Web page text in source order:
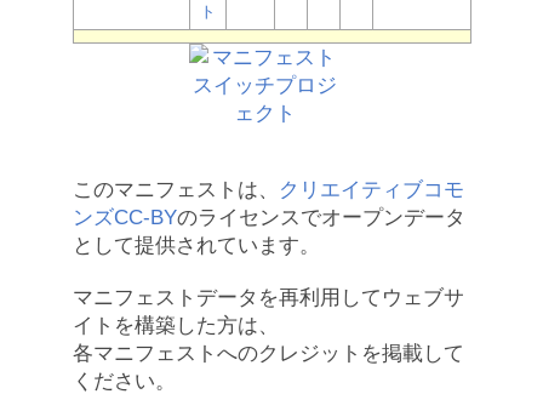
ト
このマニフェストは、
クリエイティブコモ
ンズCC-BYのライセンスでオープンデータ
として提供されています。
マニフェストデータを再利用してウェブサ
イトを構築した方は、
各マニフェストへのクレジットを掲載して
ください。